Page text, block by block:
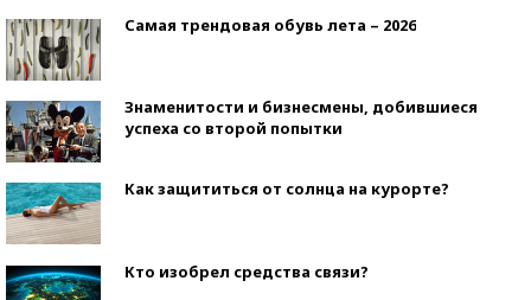
Самая трендовая обувь лета – 2026
Знаменитости и бизнесмены, добившиеся
успеха со второй попытки
Как защититься от солнца на курорте?
Кто изобрел средства связи?